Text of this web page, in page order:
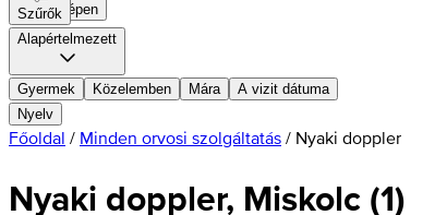
Térképen
Szűrők
Alapértelmezett
Gyermek Közelemben Mára
A vizit dátuma
Nyelv
Főoldal / Minden orvosi szolgáltatás / Nyaki doppler
Nyaki doppler, Miskolc (1)